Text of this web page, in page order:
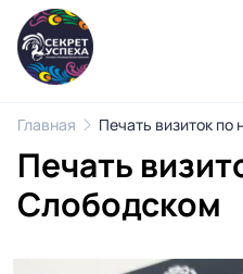
Главная Печать визиток
Печать
Слободском